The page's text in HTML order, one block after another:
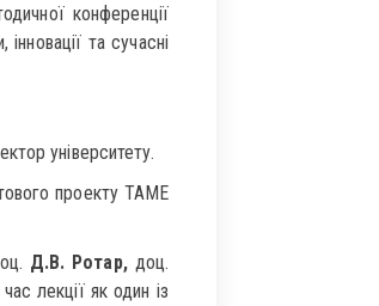
конференції
та сучасні
університету.
проекту ТАМЕ
Д.В. Ротар,доц.
лекції як один із